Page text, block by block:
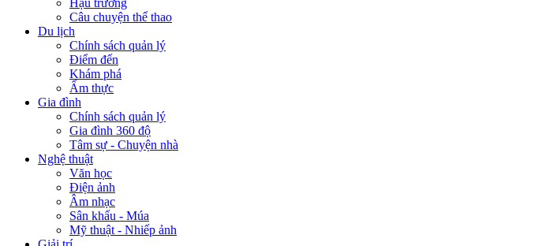
Hậu trường
Câu chuyện thể thao
Du lịch
Chính sách quản lý
Điểm đến
Khám phá
Ẩm thực
Gia đình
Chính sách quản lý
Gia đình 360 độ
Tâm sự - Chuyện nhà
Nghệ thuật
Văn học
Điện ảnh
Âm nhạc
Sân khấu - Múa
Mỹ thuật - Nhiếp ảnh